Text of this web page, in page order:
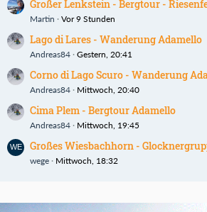
Großer Lenkstein - Bergtour -
Martin Vor 9 Stunden
Lago di Lares - Wanderung Adamello
Andreas84 Gestern, 20:41
Corno di Lago Scuro - Wanderung
Andreas84 Mittwoch, 20:40
Cima Plem - Bergtour Adamello
Andreas84 Mittwoch, 19:45
Großes Wiesbachhorn -
wege Mittwoch, 18:32